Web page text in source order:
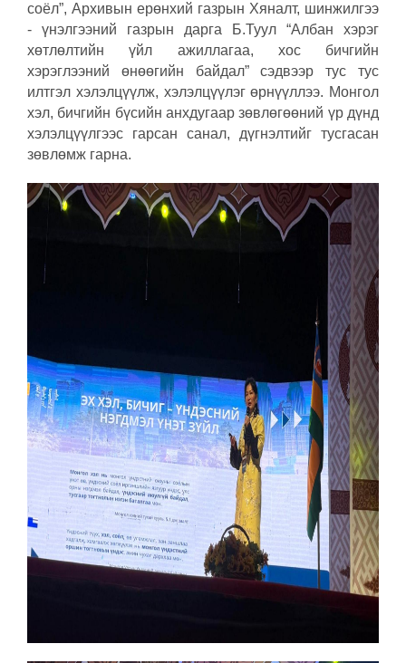
соёл”, Архивын ерөнхий газрын Хяналт, шинжилгээ
- үнэлгээний газрын дарга Б.Туул “Албан хэрэг
хөтлөлтийн үйл ажиллагаа, хос бичгийн
хэрэглээний өнөөгийн байдал” сэдвээр тус тус
илтгэл хэлэлцүүлж, хэлэлцүүлэг өрнүүллээ. Монгол
хэл, бичгийн бүсийн анхдугаар зөвлөгөөний үр дүнд
хэлэлцүүлгээс гарсан санал, дүгнэлтийг тусгасан
зөвлөмж гарна.